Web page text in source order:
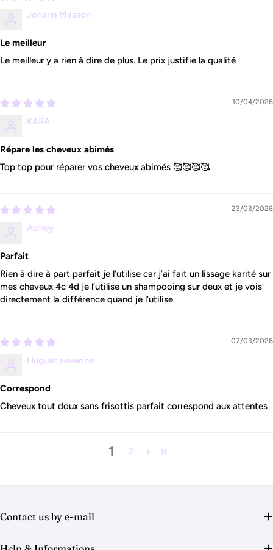
Johann Masson
Le meilleur
Le meilleur y a rien à dire de plus. Le prix justifie la qualité
10/04/2026
KARA
Répare les cheveux abimés
Top top pour réparer vos cheveux abimés 🥰🥰🥰🥰
23/03/2026
Ashley
Parfait
Rien à dire à part parfait je l’utilise car j’ai fait un lissage karité sur
mes cheveux 4c 4d je l’utilise un shampooing sur deux et je vois
directement la différence quand je l’utilise
07/03/2026
Huguet severine
Correspond
Cheveux tout doux sans frisottis parfait correspond aux attentes
1 2
Contact us by e-mail